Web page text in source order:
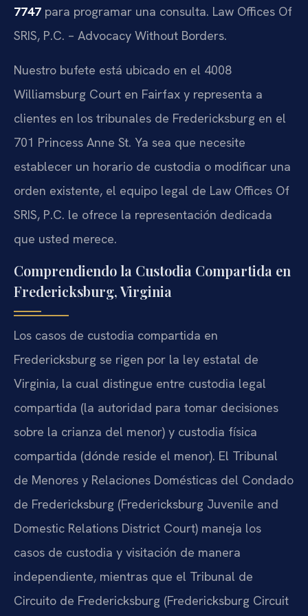
7747 para programar una consulta. Law Offices Of
SRIS, P.C. – Advocacy Without Borders.
Nuestro bufete está ubicado en el 4008
Williamsburg Court en Fairfax y representa a
clientes en los tribunales de Fredericksburg en el
701 Princess Anne St. Ya sea que necesite
establecer un horario de custodia o modificar una
orden existente, el equipo legal de Law Offices Of
SRIS, P.C. le ofrece la representación dedicada
que usted merece.
Comprendiendo la Custodia Compartida en
Fredericksburg, Virginia
Los casos de custodia compartida en
Fredericksburg se rigen por la ley estatal de
Virginia, la cual distingue entre custodia legal
compartida (la autoridad para tomar decisiones
sobre la crianza del menor) y custodia física
compartida (dónde reside el menor). El Tribunal
de Menores y Relaciones Domésticas del Condado
de Fredericksburg (Fredericksburg Juvenile and
Domestic Relations District Court) maneja los
casos de custodia y visitación de manera
independiente, mientras que el Tribunal de
Circuito de Fredericksburg (Fredericksburg Circuit